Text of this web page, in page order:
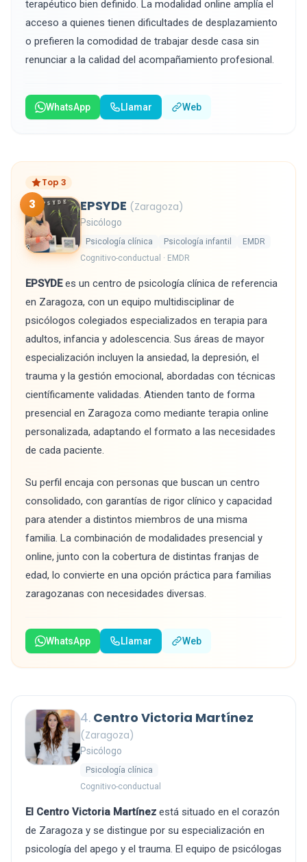
terapéutico bien definido. La modalidad online amplía el
acceso a quienes tienen dificultades de desplazamiento
o prefieren la comodidad de trabajar desde casa sin
renunciar a la calidad del acompañamiento profesional.
WhatsApp Llamar Web
Top 3
3 EPSYDE (Zaragoza)
Psicólogo
Psicología clínica Psicología infantil
EMDR
Cognitivo-conductual · EMDR
EPSYDEes un centro de psicología clínica de referencia
en Zaragoza, con un equipo multidisciplinar de
psicólogos colegiados especializados en terapia para
adultos, infancia y adolescencia. Sus áreas de mayor
especialización incluyen la ansiedad, la depresión, el
trauma y la gestión emocional, abordadas con técnicas
científicamente validadas. Atienden tanto de forma
presencial en Zaragoza como mediante terapia online
personalizada, adaptando el formato a las necesidades
de cada paciente.
Su perfil encaja con personas que buscan un centro
consolidado, con garantías de rigor clínico y capacidad
para atender a distintos miembros de una misma
familia. La combinación de modalidades presencial y
online, junto con la cobertura de distintas franjas de
edad, lo convierte en una opción práctica para familias
zaragozanas con necesidades diversas.
WhatsApp Llamar Web
4. Centro Victoria Martínez
(Zaragoza)
Psicólogo
Psicología clínica
Cognitivo-conductual
El Centro Victoria Martínez está situado en el corazón
de Zaragoza y se distingue por su especialización en
psicología del apego y el trauma. El equipo de psicólogas